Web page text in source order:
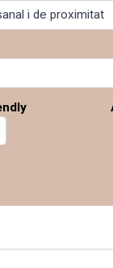
, 3
Guardar a la